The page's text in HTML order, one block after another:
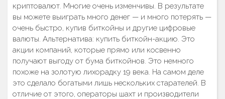
криптовалют. Многие очень изменчивы. В результате
вы можете выиграть много денег — и много потерять —
очень быстро, купив биткойны и другие цифровые
валюты. Альтернатива: купить биткойн-акцию. Это
акции компаний, которые прямо или косвенно
получают выгоду от бума биткойнов. Это немного
похоже на золотую лихорадку 19 века. На самом деле
это сделало богатыми лишь нескольких старателей. В
отличие от этого, операторы шахт и производители